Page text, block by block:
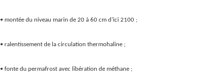
• montée du niveau marin de 20 à 60 cm d’ici 2100 ;
• ralentissement de la circulation thermohaline ;
• fonte du permafrost avec libération de méthane ;